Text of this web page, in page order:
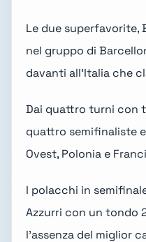
Le due superfavorite,
nel gruppo di
davanti all'Italia che
Dai quattro turni con
quattro semifinaliste
Ovest, Polonia e
I polacchi in
Azzurri con un tondo
l'assenza del miglior